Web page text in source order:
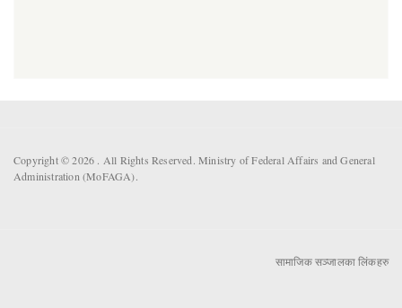
Copyright © 2026 . All Rights Reserved. Ministry of Federal Affairs and General
Administration (MoFAGA).
सामाजिक सञ्जालका लिंकहरु